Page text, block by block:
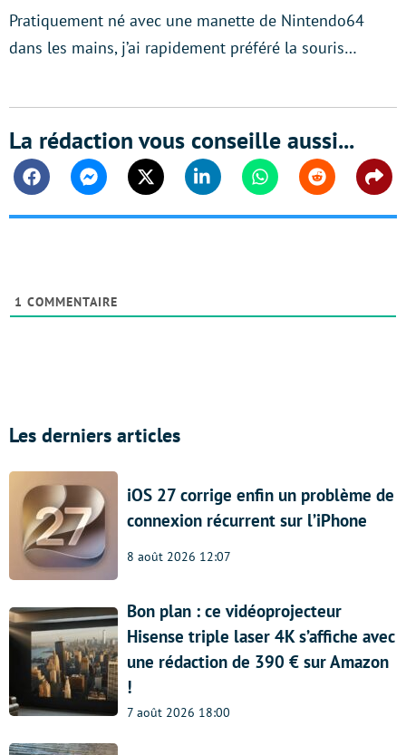
Pratiquement né avec une manette de Nintendo64
dans les mains, j’ai rapidement préféré la souris…
La rédaction vous conseille aussi...
FacebookMessengerTwitter Linkedin WhatsappReddit
1 COMMENTAIRE
Les derniers articles
iOS 27 corrige enfin un problème de
connexion récurrent sur l’iPhone
8 août 2026 12:07
Bon plan : ce vidéoprojecteur
Hisense triple laser 4K s’affiche avec
une rédaction de 390 € sur Amazon
!
7 août 2026 18:00